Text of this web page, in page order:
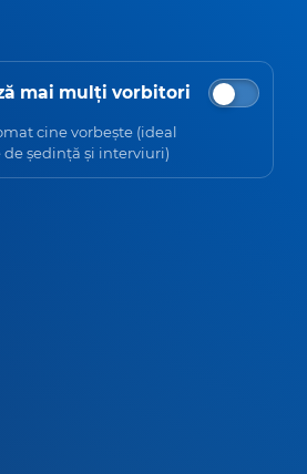
mai mulți vorbitori
cine vorbește (ideal
ședință și interviuri)